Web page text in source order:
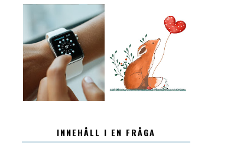
12.30 LUGN
INNEHÅLL I EN FRÅGA